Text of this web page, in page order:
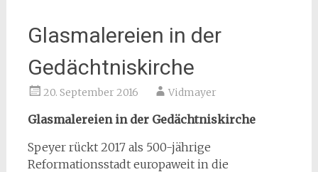
Glasmalereien in der
Gedächtniskirche
20. September 2016 Vidmayer
Glasmalereien in der Gedächtniskirche
Speyer rückt 2017 als 500-jährige
Reformationsstadt europaweit in die